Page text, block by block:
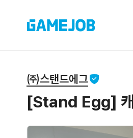
㈜스탠드에그
[Stand Egg] 캐